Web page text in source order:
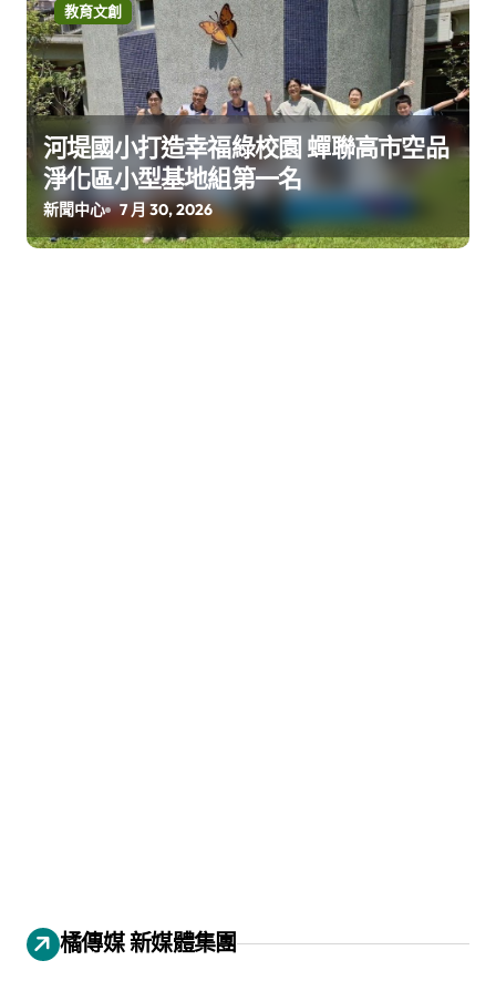
教育文創
河堤國小打造幸福綠校園 蟬聯高市空品
淨化區小型基地組第一名
新聞中心 7 月 30, 2026
橘傳媒 新媒體集團